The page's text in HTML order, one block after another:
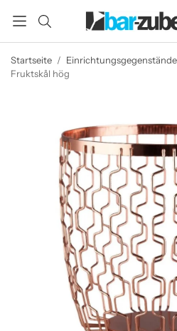
Startseite /
Fruktskål hög